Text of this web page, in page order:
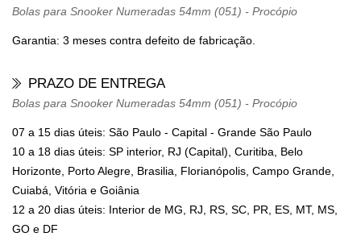
Bolas para Snooker Numeradas 54mm (051) - Procópio
Garantia: 3 meses contra defeito de fabricação.
PRAZO DE ENTREGA
Bolas para Snooker Numeradas 54mm (051) - Procópio
07 a 15 dias úteis: São Paulo - Capital - Grande São Paulo
10 a 18 dias úteis: SP interior, RJ (Capital), Curitiba, Belo
Horizonte, Porto Alegre, Brasilia, Florianópolis, Campo Grande,
Cuiabá, Vitória e Goiânia
12 a 20 dias úteis: Interior de MG, RJ, RS, SC, PR, ES, MT, MS,
GO e DF